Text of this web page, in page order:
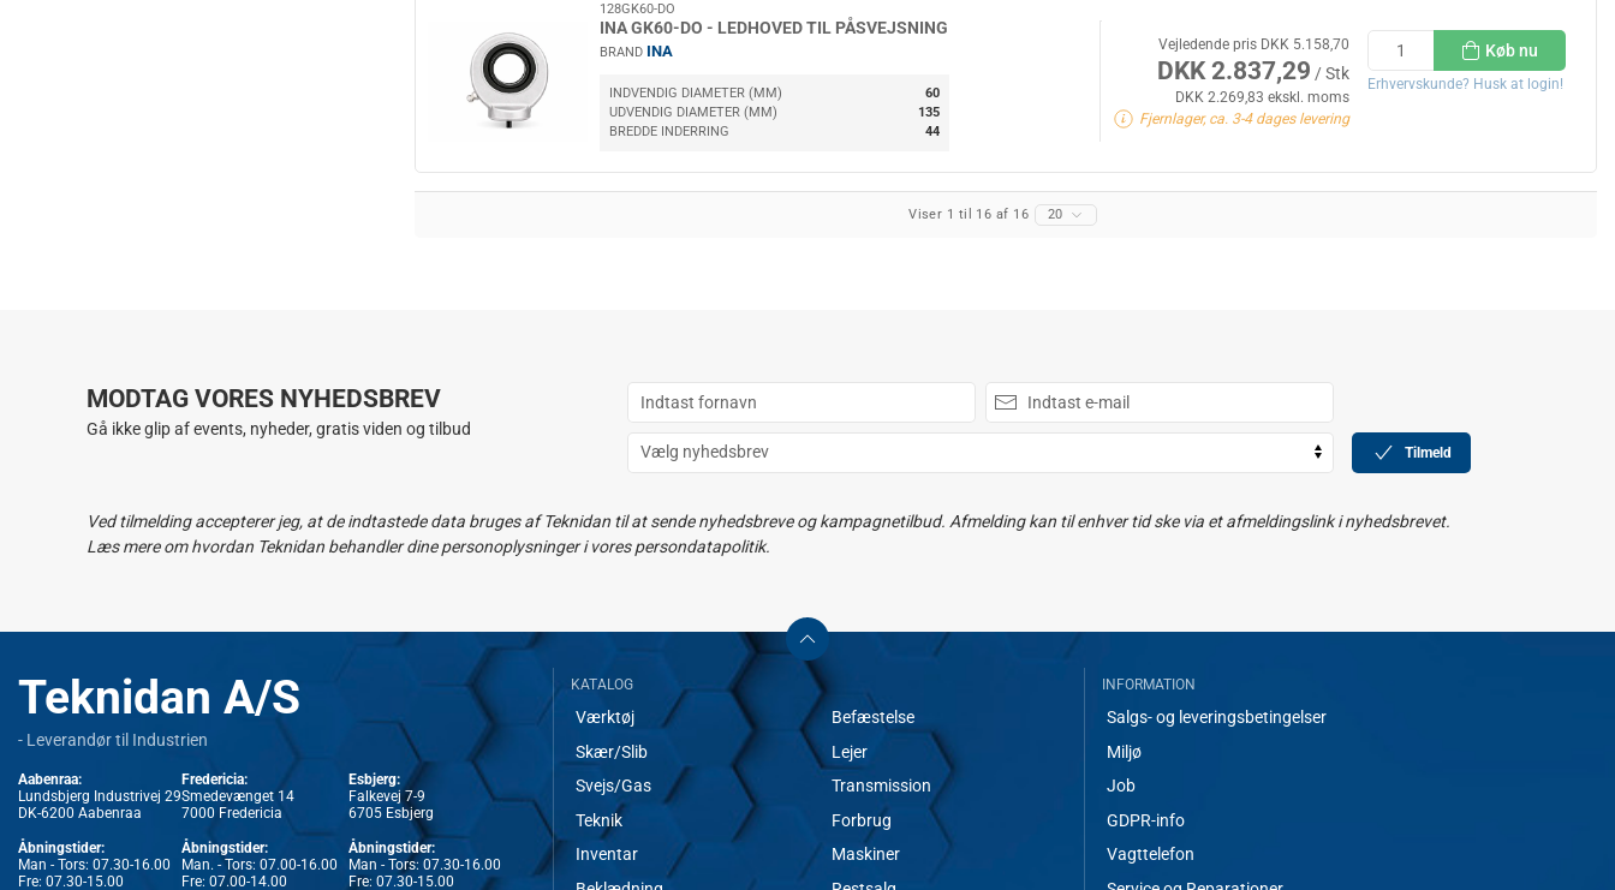
128GK60-DO
INA GK60-DO - LEDHOVED TIL PÅSVEJSNING
BRAND INA
INDVENDIG DIAMETER (MM)
60
UDVENDIG DIAMETER (MM)
135
BREDDE INDERRING
44
Vejledende pris DKK 5.158,70
DKK 2.837,29 / Stk
DKK 2.269,83 ekskl. moms
Fjernlager, ca. 3-4 dages levering
Køb nu
Erhvervskunde? Husk at login!
Viser 1 til 16 af 16 20
MODTAG VORES NYHEDSBREV
Gå ikke glip af events, nyheder, gratis viden og tilbud
Tilmeld
Ved tilmelding accepterer jeg, at de indtastede data bruges af Teknidan til at sende nyhedsbreve og kampagnetilbud. Afmelding kan til enhver tid ske via et afmeldingslink i nyhedsbrevet.
Læs mere om hvordan Teknidan behandler dine personoplysninger i vores persondatapolitik.
Teknidan A/S
- Leverandør til Industrien
Aabenraa:
Lundsbjerg Industrivej 29
DK-6200 Aabenraa
Åbningstider:
Man - Tors: 07.30-16.00
Fre: 07.30-15.00
Fredericia:
Smedevænget 14
7000 Fredericia
Åbningstider:
Man. - Tors: 07.00-16.00
Fre: 07.00-14.00
Esbjerg:
Falkevej 7-9
6705 Esbjerg
Åbningstider:
Man - Tors: 07.30-16.00
Fre: 07.30-15.00
KATALOG
Værktøj
Skær/Slib
Svejs/Gas
Teknik
Inventar
Befæstelse
Lejer
Transmission
Forbrug
Maskiner
INFORMATION
Salgs- og leveringsbetingelser
Miljø
Job
GDPR-info
Vagttelefon